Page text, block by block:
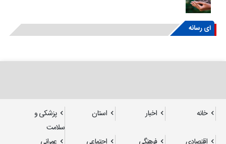
ای رسانه
خانه اخبار استان
پزشکی و
سلامت